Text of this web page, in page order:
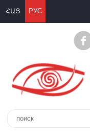
ՀԱՅ РУС